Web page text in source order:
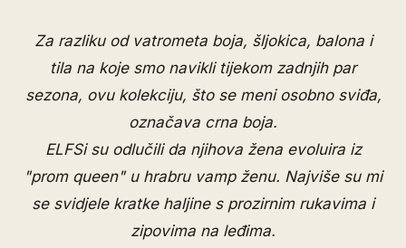
Za razliku od vatrometa boja, šljokica, balona i
tila na koje smo navikli tijekom zadnjih par
sezona, ovu kolekciju, što se meni osobno sviđa,
označava crna boja.
ELFSi su odlučili da njihova žena evoluira iz
"prom queen" u hrabru vamp ženu. Najviše su mi
se svidjele kratke haljine s prozirnim rukavima i
zipovima na leđima.